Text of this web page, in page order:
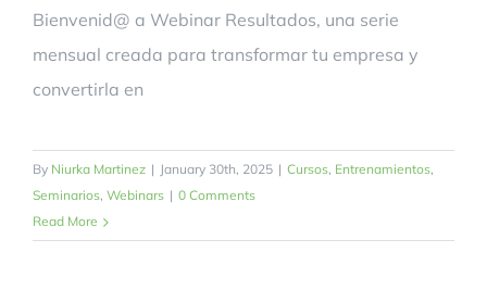
Bienvenid@ a Webinar Resultados, una serie
mensual creada para transformar tu empresa y
convertirla en
By Niurka Martinez | January 30th, 2025 | Cursos, Entrenamientos,
Seminarios, Webinars | 0 Comments
Read More